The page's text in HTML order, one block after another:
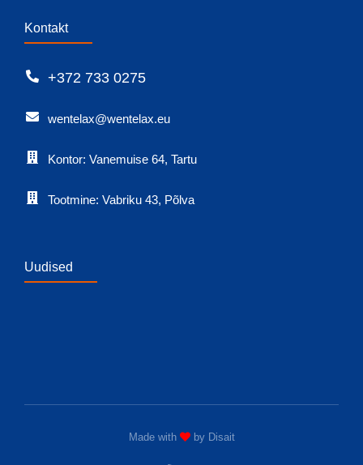
Kontakt
+372 733 0275
wentelax@wentelax.eu
Kontor: Vanemuise 64, Tartu
Tootmine: Vabriku 43, Põlva
Uudised
Made with by Disait